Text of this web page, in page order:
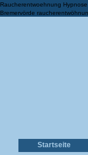
Raucherentwoehnung
Bremervörde
Startseite